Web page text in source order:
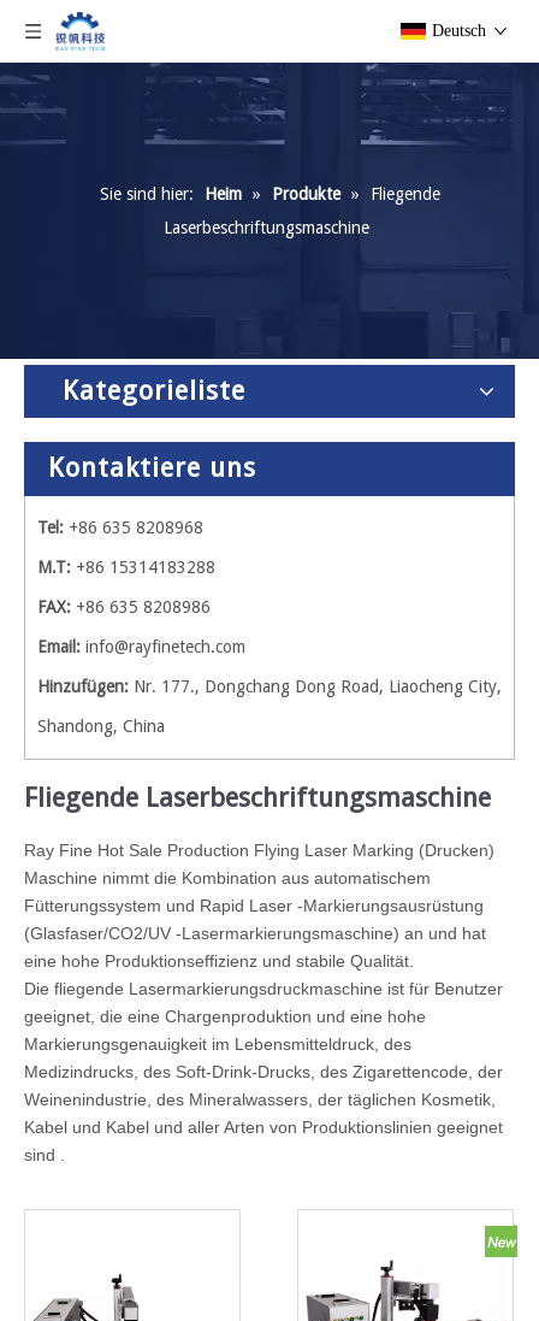
Deutsch
Sie sind hier: Heim » Produkte »
Fliegende
Laserbeschriftungsmaschine
Kategorieliste
Kontaktiere uns
Tel: +86 635 8208968
M.T: +86 15314183288
FAX: +86 635 8208986
Email: info@rayfinetech.com
Hinzufügen: Nr. 177., Dongchang Dong Road, Liaocheng City,
Shandong, China
Fliegende Laserbeschriftungsmaschine
Ray Fine Hot Sale Production Flying Laser Marking (Drucken)
Maschine nimmt die Kombination aus automatischem
Fütterungssystem und Rapid Laser -Markierungsausrüstung
(Glasfaser/CO2/UV -Lasermarkierungsmaschine) an und hat
eine hohe Produktionseffizienz und stabile Qualität.
Die fliegende Lasermarkierungsdruckmaschine ist für Benutzer
geeignet, die eine Chargenproduktion und eine hohe
Markierungsgenauigkeit im Lebensmitteldruck, des
Medizindrucks, des Soft-Drink-Drucks, des Zigarettencode, der
Weinenindustrie, des Mineralwassers, der täglichen Kosmetik,
Kabel und Kabel und aller Arten von Produktionslinien geeignet
sind .